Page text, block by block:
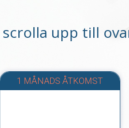
upp till
1 MÅNADS ÅTKOMST